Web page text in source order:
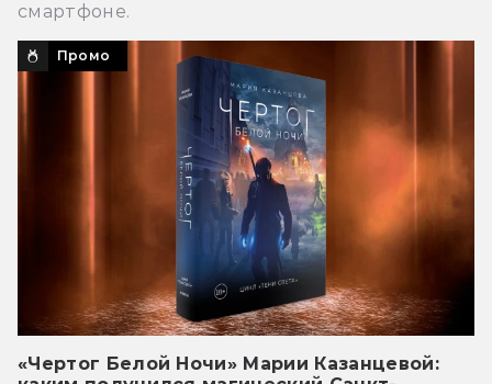
смартфоне.
Промо
«Чертог Белой Ночи» Марии Казанцевой: